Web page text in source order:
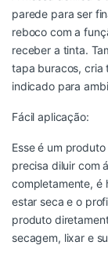
parede para ser
reboco com a
receber a tinta.
tapa buracos, cria
indicado para
Fácil aplicação:
Esse é um
precisa diluir com
completamente, é
estar seca e o
produto
secagem, lixar e